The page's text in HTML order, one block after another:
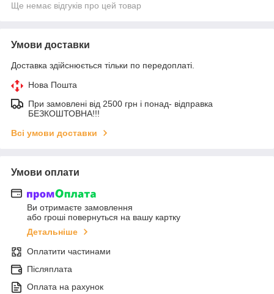
Ще немає відгуків про цей товар
Умови доставки
Доставка здійснюється тільки по передоплаті.
Нова Пошта
При замовлені від 2500 грн і понад- відправка
БЕЗКОШТОВНА!!!
Всі умови доставки
Умови оплати
Ви отримаєте замовлення
або гроші повернуться на вашу картку
Детальніше
Оплатити частинами
Післяплата
Оплата на рахунок